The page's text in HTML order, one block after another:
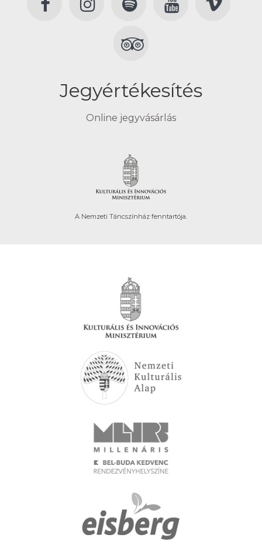
Jegyértékesítés
Online jegyvásárlás
A Nemzeti Táncszínház fenntartója.